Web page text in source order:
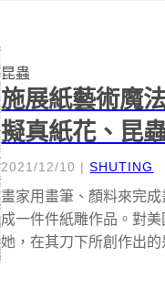
昆蟲
施展紙藝術魔
擬真紙花、昆
2021/12/10 |SHUTING
畫家用畫筆、顏料來完
成一件件紙雕作品。對
她，在其刀下所創作出